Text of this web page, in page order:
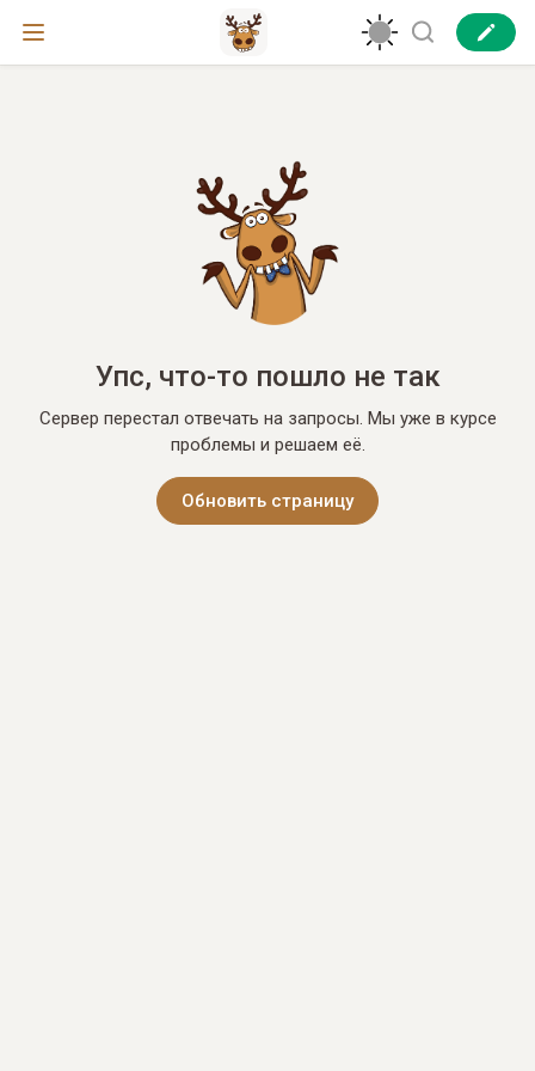
Упс, что-то пошло не так
Сервер перестал отвечать на запросы. Мы уже в курсе
проблемы и решаем её.
Обновить страницу